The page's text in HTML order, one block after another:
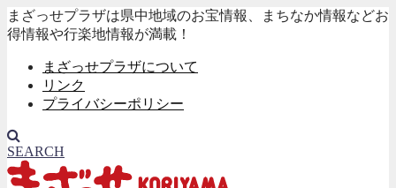
まざっせプラザは県中地域のお宝情報、まちなか情報などお
得情報や行楽地情報が満載！
まざっせプラザについて
リンク
プライバシーポリシー
SEARCH